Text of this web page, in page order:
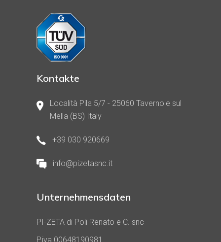
Kontakte
Località Pila 5/7 - 25060 Tavernole sul
Mella (BS) Italy
+39 030 920669
info@pizetasnc.it
Unternehmensdaten
PI-ZETA di Poli Renato e C. snc
P.iva 00648190981